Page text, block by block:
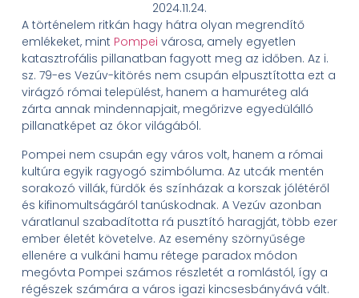
2024.11.24.
A történelem ritkán hagy hátra olyan megrendítő
emlékeket, mint Pompei városa, amely egyetlen
katasztrofális pillanatban fagyott meg az időben. Az i.
sz. 79-es Vezúv-kitörés nem csupán elpusztította ezt a
virágzó római települést, hanem a hamuréteg alá
zárta annak mindennapjait, megőrizve egyedülálló
pillanatképet az ókor világából.
Pompei nem csupán egy város volt, hanem a római
kultúra egyik ragyogó szimbóluma. Az utcák mentén
sorakozó villák, fürdők és színházak a korszak jólétéről
és kifinomultságáról tanúskodnak. A Vezúv azonban
váratlanul szabadította rá pusztító haragját, több ezer
ember életét követelve. Az esemény szörnyűsége
ellenére a vulkáni hamu rétege paradox módon
megóvta Pompei számos részletét a romlástól, így a
régészek számára a város igazi kincsesbányává vált.